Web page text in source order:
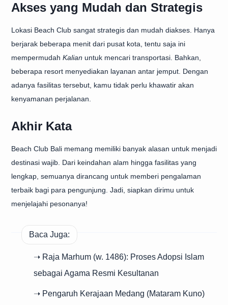
Akses yang Mudah dan Strategis
Lokasi Beach Club sangat strategis dan mudah diakses. Hanya
berjarak beberapa menit dari pusat kota, tentu saja ini
mempermudah Kalian untuk mencari transportasi. Bahkan,
beberapa resort menyediakan layanan antar jemput. Dengan
adanya fasilitas tersebut, kamu tidak perlu khawatir akan
kenyamanan perjalanan.
Akhir Kata
Beach Club Bali memang memiliki banyak alasan untuk menjadi
destinasi wajib. Dari keindahan alam hingga fasilitas yang
lengkap, semuanya dirancang untuk memberi pengalaman
terbaik bagi para pengunjung. Jadi, siapkan dirimu untuk
menjelajahi pesonanya!
Baca Juga:
➝ Raja Marhum (w. 1486): Proses Adopsi Islam
sebagai Agama Resmi Kesultanan
➝ Pengaruh Kerajaan Medang (Mataram Kuno)